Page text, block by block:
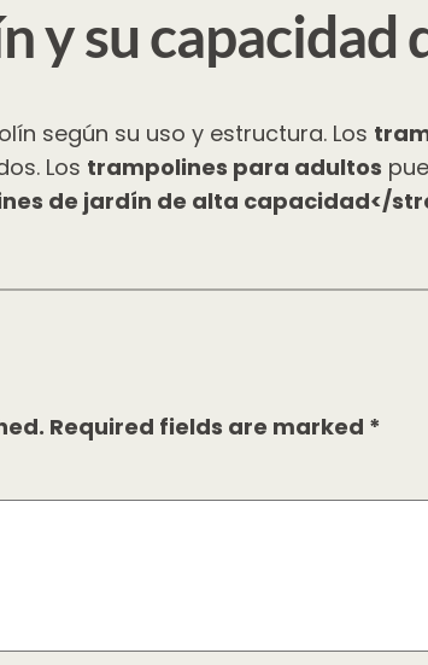
y su capacidad
según su uso y estructura. Los
Los trampolines para adultos
de jardín de alta capacidad</
Required fields are marked *